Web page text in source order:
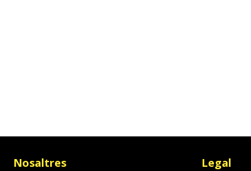
Nosaltres Legal